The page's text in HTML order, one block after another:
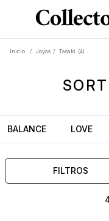
Inicio / Joyas / Tasaki (4)
BALANCE LOVE
FILTROS